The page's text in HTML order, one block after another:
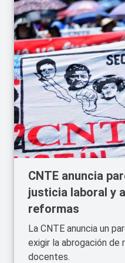
CNTE anuncia
justicia laboral y
reformas
La CNTE anuncia un
exigir la abrogación
docentes.